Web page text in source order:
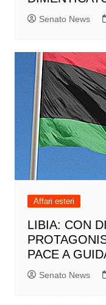
Senato News
Affari esteri
LIBIA: CON
PACE A
Senato News